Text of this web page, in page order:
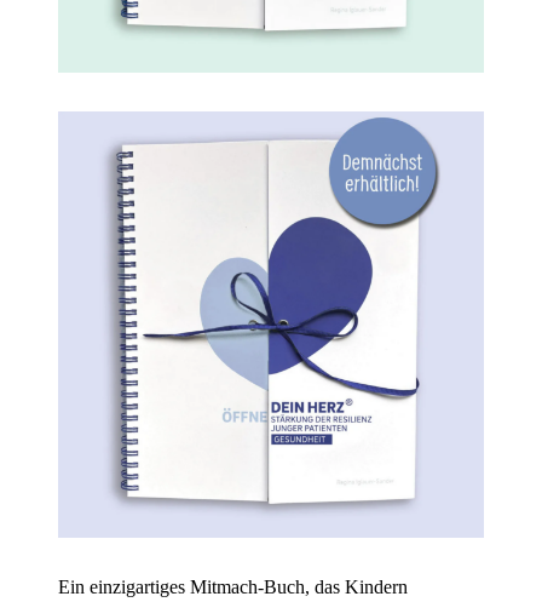
Ein einzigartiges Mitmach-Buch, das Kindern